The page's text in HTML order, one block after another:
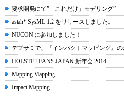
要求開発にて”「これだけ」モデリング”
astah* SysML 1.2 をリリースしました。
NUCON に参加しました！
デブサミで、『インパクトマッピング』の
HOLSTEE FANS JAPAN 新年会 2014
Mapping Mapping
Impact Mapping